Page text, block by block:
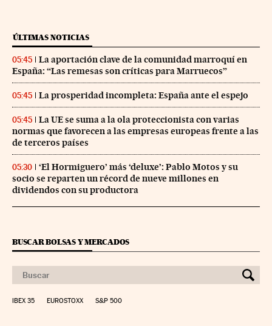
ÚLTIMAS NOTICIAS
05:45
La aportación clave de la comunidad marroquí en
España: “Las remesas son críticas para Marruecos”
05:45 La prosperidad incompleta: España ante el espejo
05:45
La UE se suma a la ola proteccionista con varias
normas que favorecen a las empresas europeas frente a las
de terceros países
05:30
‘El Hormiguero’ más ‘deluxe’: Pablo Motos y su
socio se reparten un récord de nueve millones en
dividendos con su productora
BUSCAR BOLSAS Y MERCADOS
IBEX 35 EUROSTOXX S&P 500